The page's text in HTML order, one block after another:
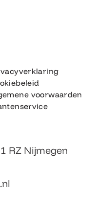
voorwaarden
RZ Nijmegen